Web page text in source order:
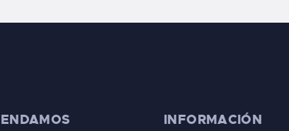
INFORMACIÓN